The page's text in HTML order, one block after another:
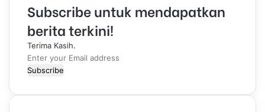
Subscribe untuk mendapatkan
berita terkini!
Terima Kasih.
E
n
e